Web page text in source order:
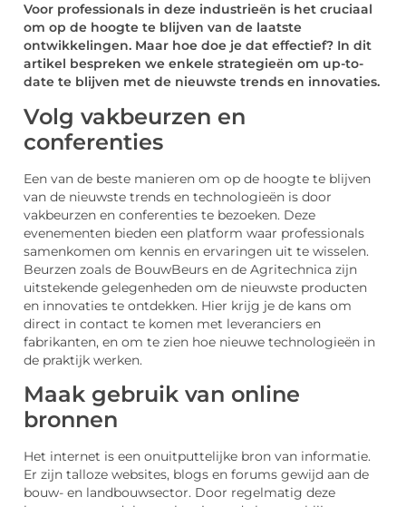
Voor professionals in deze industrieën is het cruciaal
om op de hoogte te blijven van de laatste
ontwikkelingen. Maar hoe doe je dat effectief? In dit
artikel bespreken we enkele strategieën om up-to-
date te blijven met de nieuwste trends en innovaties.
Volg vakbeurzen en
conferenties
Een van de beste manieren om op de hoogte te blijven
van de nieuwste trends en technologieën is door
vakbeurzen en conferenties te bezoeken. Deze
evenementen bieden een platform waar professionals
samenkomen om kennis en ervaringen uit te wisselen.
Beurzen zoals de BouwBeurs en de Agritechnica zijn
uitstekende gelegenheden om de nieuwste producten
en innovaties te ontdekken. Hier krijg je de kans om
direct in contact te komen met leveranciers en
fabrikanten, en om te zien hoe nieuwe technologieën in
de praktijk werken.
Maak gebruik van online
bronnen
Het internet is een onuitputtelijke bron van informatie.
Er zijn talloze websites, blogs en forums gewijd aan de
bouw- en landbouwsector. Door regelmatig deze